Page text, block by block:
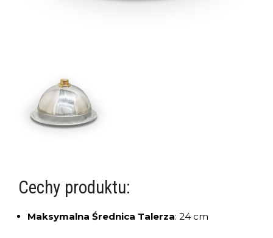
Cechy produktu:
Maksymalna Średnica Talerza: 24 cm